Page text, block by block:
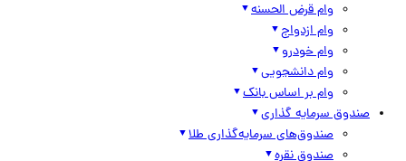
وام قرض الحسنه
وام ازدواج
وام خودرو
وام دانشجویی
وام بر اساس بانک
صندوق سرمایه گذاری
صندوق‌های سرمایه‌گذاری طلا
صندوق نقره